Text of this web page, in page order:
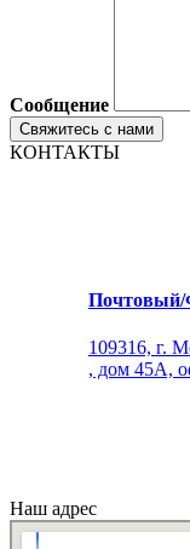
Сообщение
КОНТАКТЫ
Почтовый/
109316, г.
, дом 45А,
Наш адрес